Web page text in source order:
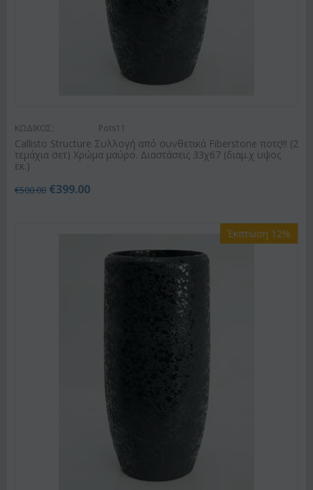
ΚΩΔΙΚΟΣ: Pots11
Callisto Structure Συλλογή από συνθετικά Fiberstone ποτς!!! (2
τεμάχια σετ) Χρώμα μαύρο. Διαστάσεις 33χ67 (διαμ.χ υψος
εκ.)
€500.00 €399.00
Έκπτωση 12%